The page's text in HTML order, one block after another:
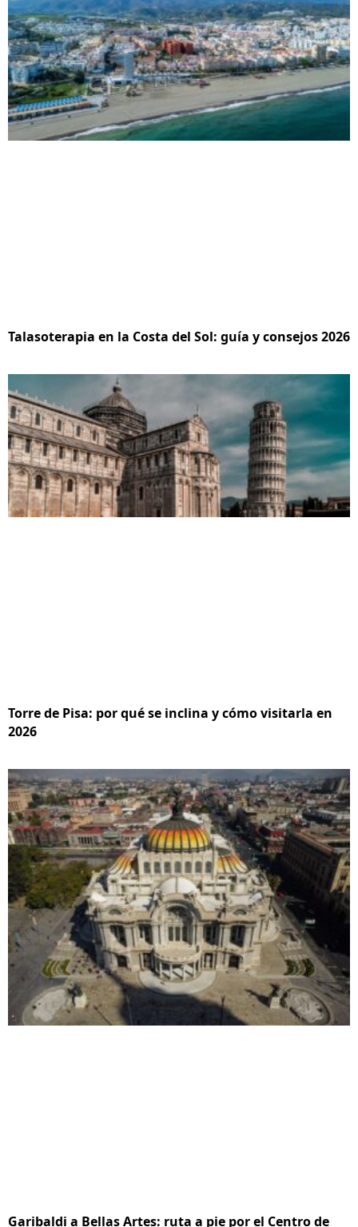
Talasoterapia en la Costa del Sol: guía y consejos 2026
Torre de Pisa: por qué se inclina y cómo visitarla en
2026
Garibaldi a Bellas Artes: ruta a pie por el Centro de